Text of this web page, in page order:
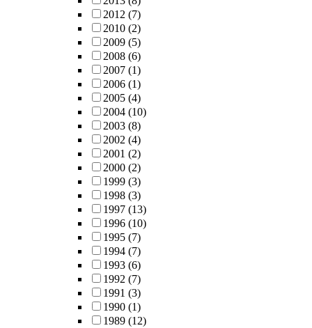
2012 (7)
2010 (2)
2009 (5)
2008 (6)
2007 (1)
2006 (1)
2005 (4)
2004 (10)
2003 (8)
2002 (4)
2001 (2)
2000 (2)
1999 (3)
1998 (3)
1997 (13)
1996 (10)
1995 (7)
1994 (7)
1993 (6)
1992 (7)
1991 (3)
1990 (1)
1989 (12)